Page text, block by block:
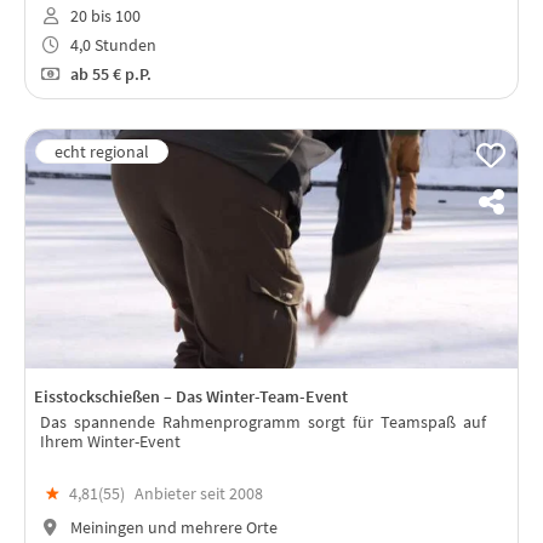
20 bis 100
4,0 Stunden
ab55 € p.P.
Eisstockschießen – Das Winter-Team-Event
Das spannende Rahmenprogramm sorgt für Teamspaß auf
Ihrem Winter-Event
★ 4,81(55) Anbieter seit 2008
Meiningen und mehrere Orte